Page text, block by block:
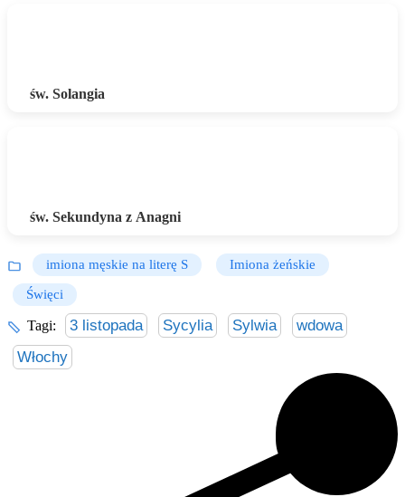
św. Solangia
św. Sekundyna z Anagni
imiona męskie na literę S Imiona żeńskie
Święci
Tagi: 3 listopada Sycylia Sylwia
wdowa
Włochy